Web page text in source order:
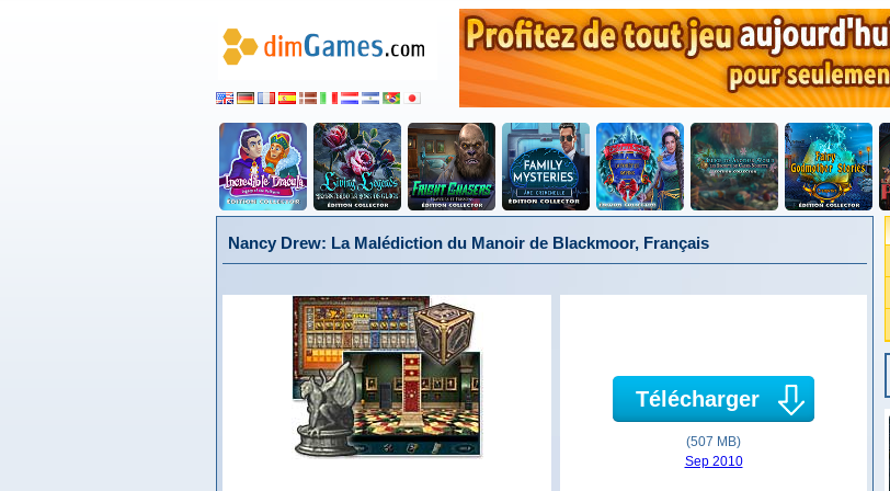
Nancy Drew: La Malédiction du Manoir de Blackmoor, Français
Télécharger
(507 MB)
Sep 2010